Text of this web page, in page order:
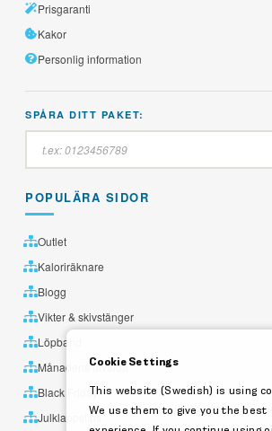
Prisgaranti
Kakor
Personlig information
SPÅRA DITT PAKET:
POPULÄRA SIDOR
Outlet
Kaloriräknare
Blogg
Vikter & skivstänger
Löpband
Månadens utvalda
Black Friday
Julklappstips
Cookie Settings
This website (Swedish) is using
We use them to give you the best